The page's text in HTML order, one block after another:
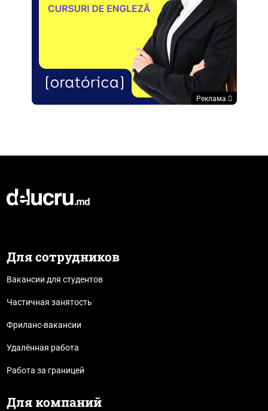
Реклама
Для сотрудников
Вакансии для студентов
Частичная занятость
Фриланс-вакансии
Удалённая работа
Работа за границей
Для компаний